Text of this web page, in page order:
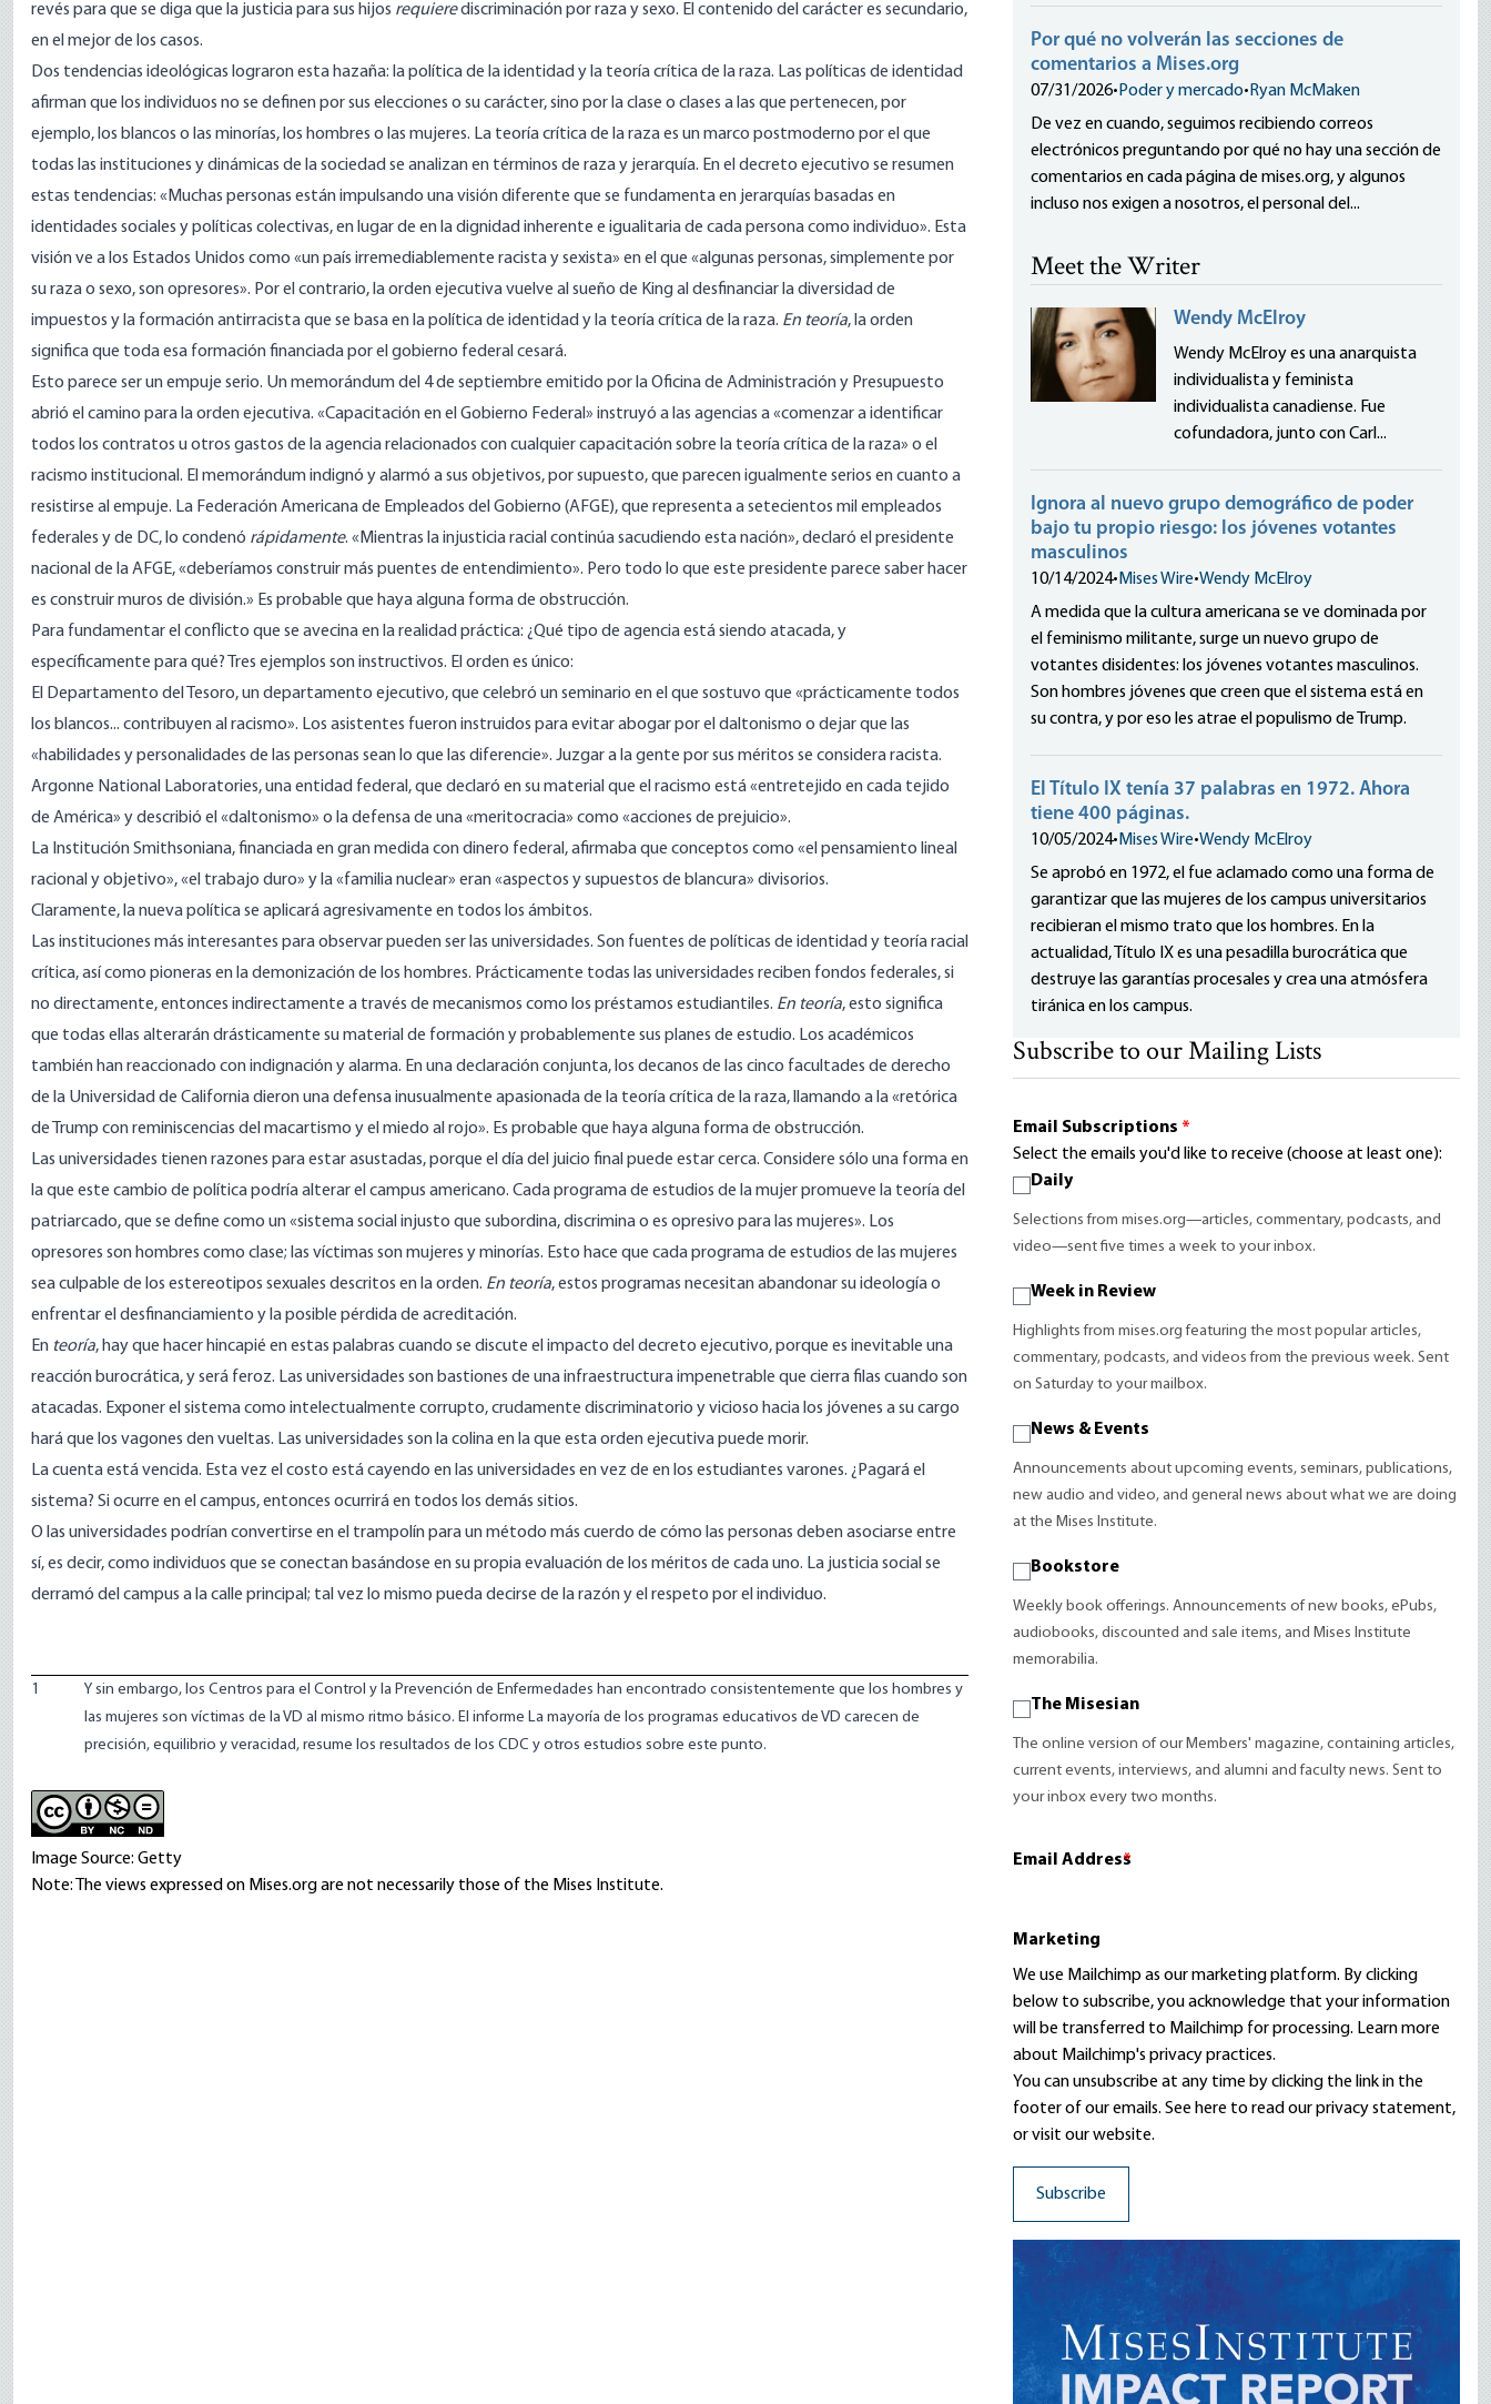
revés para que se diga que la justicia para sus hijos requierediscriminación por raza y sexo. El contenido del carácter es secundario,
en el mejor de los casos.
Dos tendencias ideológicas lograron esta hazaña: la política de la identidad y la teoría crítica de la raza. Las políticas de identidad
afirman que los individuos no se definen por sus elecciones o su carácter, sino por la clase o clases a las que pertenecen, por
ejemplo, los blancos o las minorías, los hombres o las mujeres. La teoría crítica de la raza es un marco postmoderno por el que
todas las instituciones y dinámicas de la sociedad se analizan en términos de raza y jerarquía. En el decreto ejecutivo se resumen
estas tendencias: «Muchas personas están impulsando una visión diferente que se fundamenta en jerarquías basadas en
identidades sociales y políticas colectivas, en lugar de en la dignidad inherente e igualitaria de cada persona como individuo». Esta
visión ve a los Estados Unidos como «un país irremediablemente racista y sexista» en el que «algunas personas, simplemente por
su raza o sexo, son opresores». Por el contrario, la orden ejecutiva vuelve al sueño de King al desfinanciar la diversidad de
impuestos y la formación antirracista que se basa en la política de identidad y la teoría crítica de la raza. En teoría, la orden
significa que toda esa formación financiada por el gobierno federal cesará.
Esto parece ser un empuje serio. Unmemorándumdel 4 de septiembre emitido por la Oficina de Administración y Presupuesto
abrió el camino para la orden ejecutiva. «Capacitación en el Gobierno Federal» instruyó a las agencias a «comenzar a identificar
todos los contratos u otros gastos de la agencia relacionados con cualquier capacitación sobre la teoría crítica de la raza» o el
racismo institucional. El memorándum indignó y alarmó a sus objetivos, por supuesto, que parecen igualmente serios en cuanto a
resistirse al empuje. La Federación Americana de Empleados del Gobierno (AFGE), que representa a setecientos mil empleados
federales y de DC, lo condenó rápidamente. «Mientras la injusticia racial continúa sacudiendo esta nación», declaró el presidente
nacional de la AFGE, «deberíamos construir más puentes de entendimiento». Pero todo lo que este presidente parece saber hacer
es construir muros de división.» Es probable que haya alguna forma de obstrucción.
Para fundamentar el conflicto que se avecina en la realidad práctica: ¿Qué tipo de agencia está siendo atacada, y
específicamente para qué? Tres ejemplos son instructivos. El orden es único:
El Departamento del Tesoro, un departamento ejecutivo, que celebró un seminario en el que sostuvo que «prácticamente todos
los blancos... contribuyen al racismo». Los asistentes fueron instruidos para evitar abogar por el daltonismo o dejar que las
«habilidades y personalidades de las personas sean lo que las diferencie». Juzgar a la gente por sus méritos se considera racista.
Argonne National Laboratories, una entidad federal, que declaró en su material que el racismo está «entretejido en cada tejido
de América» y describió el «daltonismo» o la defensa de una «meritocracia» como «acciones de prejuicio».
La Institución Smithsoniana, financiada en gran medida con dinero federal, afirmaba que conceptos como «el pensamiento lineal
racional y objetivo», «el trabajo duro» y la «familia nuclear» eran «aspectos y supuestos de blancura» divisorios.
Claramente, la nueva política se aplicará agresivamente en todos los ámbitos.
Las instituciones más interesantes para observar pueden ser las universidades. Son fuentes de políticas de identidad y teoría racial
crítica, así como pioneras en la demonización de los hombres. Prácticamente todas las universidades reciben fondos federales, si
no directamente, entonces indirectamente a través de mecanismos como los préstamos estudiantiles. En teoría, esto significa
que todas ellas alterarán drásticamente su material de formación y probablemente sus planes de estudio. Los académicos
también han reaccionado con indignación y alarma. En unadeclaración conjunta, los decanos de las cinco facultades de derecho
de la Universidad de California dieron una defensa inusualmente apasionada de la teoría crítica de la raza, llamando a la «retórica
de Trump con reminiscencias del macartismo y el miedo al rojo». Es probable que haya alguna forma de obstrucción.
Las universidades tienen razones para estar asustadas, porque el día del juicio final puede estar cerca. Considere sólo una forma en
la que este cambio de política podría alterar el campus americano. Cada programa de estudios de la mujer promueve la teoría del
patriarcado,que se define como un «sistema social injusto que subordina, discrimina o es opresivo para las mujeres». Los
opresores son hombres como clase; las víctimas son mujeres y minorías. Esto hace que cada programa de estudios de las mujeres
sea culpable de los estereotipos sexuales descritos en la orden. En teoría, estos programas necesitan abandonar su ideología o
enfrentar el desfinanciamiento y la posible pérdida de acreditación.
En teoría, hay que hacer hincapié en estas palabras cuando se discute el impacto del decreto ejecutivo, porque es inevitable una
reacción burocrática, y será feroz. Las universidades son bastiones de una infraestructura impenetrable que cierra filas cuando son
atacadas. Exponer el sistema como intelectualmente corrupto, crudamente discriminatorio y vicioso hacia los jóvenes a su cargo
hará que los vagones den vueltas. Las universidades son la colina en la que esta orden ejecutiva puede morir.
La cuenta está vencida. Esta vez el costo está cayendo en las universidades en vez de en los estudiantes varones. ¿Pagará el
sistema? Si ocurre en el campus, entonces ocurrirá en todos los demás sitios.
O las universidades podrían convertirse en el trampolín para un método más cuerdo de cómo las personas deben asociarse entre
sí, es decir, como individuos que se conectan basándose en su propia evaluación de los méritos de cada uno. La justicia social se
derramó del campus a la calle principal; tal vez lo mismo pueda decirse de la razón y el respeto por el individuo.
1 Y sin embargo, los Centros para el Control y la Prevención de Enfermedades han encontrado consistentemente que los hombres y
las mujeres son víctimas de la VD al mismo ritmo básico. El informe La mayoría de los programas educativos de VD carecen de
precisión, equilibrio y veracidad, resume los resultados de los CDC y otros estudios sobre este punto.
Image Source: Getty
Note: The views expressed on Mises.org are not necessarily those of the Mises Institute.
Por qué no volverán las secciones de
comentarios a Mises.org
07/31/2026• Poder y mercado• Ryan McMaken
De vez en cuando, seguimos recibiendo correos
electrónicos preguntando por qué no hay una sección de
comentarios en cada página de mises.org, y algunos
incluso nos exigen a nosotros, el personal del...
Meet the Writer
Wendy McElroy
Wendy McElroy es una anarquista
individualista y feminista
individualista canadiense. Fue
cofundadora, junto con Carl...
Ignora al nuevo grupo demográfico de poder
bajo tu propio riesgo: los jóvenes votantes
masculinos
10/14/2024• Mises Wire•Wendy McElroy
A medida que la cultura americana se ve dominada por
el feminismo militante, surge un nuevo grupo de
votantes disidentes: los jóvenes votantes masculinos.
Son hombres jóvenes que creen que el sistema está en
su contra, y por eso les atrae el populismo de Trump.
El Título IX tenía 37 palabras en 1972. Ahora
tiene 400 páginas.
10/05/2024• Mises Wire•Wendy McElroy
Se aprobó en 1972, el fue aclamado como una forma de
garantizar que las mujeres de los campus universitarios
recibieran el mismo trato que los hombres. En la
actualidad, Título IX es una pesadilla burocrática que
destruye las garantías procesales y crea una atmósfera
tiránica en los campus.
Subscribe to our Mailing Lists
Email Subscriptions *
Select the emails you'd like to receive (choose at least one):
Daily
Selections from mises.org—articles, commentary, podcasts, and
video—sent five times a week to your inbox.
Week in Review
Highlights from mises.org featuring the most popular articles,
commentary, podcasts, and videos from the previous week. Sent
on Saturday to your mailbox.
News & Events
Announcements about upcoming events, seminars, publications,
new audio and video, and general news about what we are doing
at the Mises Institute.
Bookstore
Weekly book offerings. Announcements of new books, ePubs,
audiobooks, discounted and sale items, and Mises Institute
memorabilia.
The Misesian
The online version of our Members' magazine, containing articles,
current events, interviews, and alumni and faculty news. Sent to
your inbox every two months.
Email Address
*
Marketing
We use Mailchimp as our marketing platform. By clicking
below to subscribe, you acknowledge that your information
will be transferred to Mailchimp for processing. Learn more
about Mailchimp's privacy practices.
You can unsubscribe at any time by clicking the link in the
footer of our emails. See here to read ourprivacy statement,
or visit our website.